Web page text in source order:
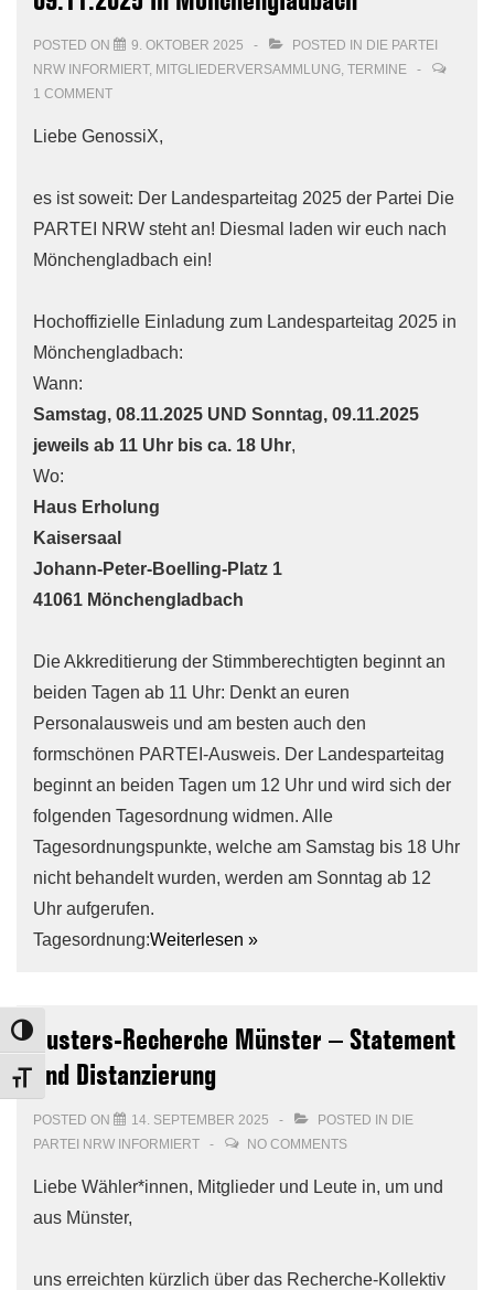
TOGGLE HIGH CONTRAST
TOGGLE FONT SIZE
POSTED ON 9. OKTOBER 2025 POSTED IN DIE PARTEI
NRW INFORMIERT, MITGLIEDERVERSAMMLUNG TERMINE
1 COMMENT
Liebe GenossiX,
es ist soweit: Der Landesparteitag 2025 der Partei Die
PARTEI NRW steht an! Diesmal laden wir euch nach
Mönchengladbach ein!
Hochoffizielle Einladung zum Landesparteitag 2025 in
Mönchengladbach:
Wann:
Samstag, 08.11.2025 UND Sonntag, 09.11.2025
jeweils ab 11 Uhr bis ca. 18 Uhr,
Wo:
Haus Erholung
Kaisersaal
Johann-Peter-Boelling-Platz 1
41061 Mönchengladbach
Die Akkreditierung der Stimmberechtigten beginnt an
beiden Tagen ab 11 Uhr: Denkt an euren
Personalausweis und am besten auch den
formschönen PARTEI-Ausweis. Der Landesparteitag
beginnt an beiden Tagen um 12 Uhr und wird sich der
folgenden Tagesordnung widmen. Alle
Tagesordnungspunkte, welche am Samstag bis 18 Uhr
nicht behandelt wurden, werden am Sonntag ab 12
Uhr aufgerufen.
Tagesordnung:Weiterlesen »
Busters-Recherche Münster – Statement
und Distanzierung
POSTED ON 14. SEPTEMBER 2025 POSTED IN DIE
PARTEI NRW INFORMIERT
NO COMMENTS
Liebe Wähler*innen, Mitglieder und Leute in, um und
aus Münster,
uns erreichten kürzlich über das Recherche-Kollektiv